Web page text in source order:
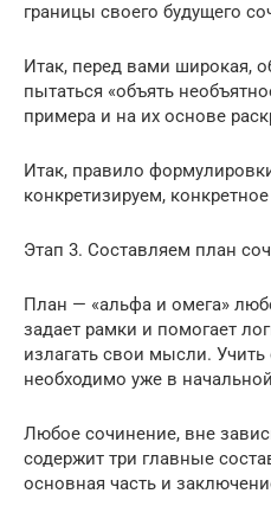
границы своего будущего
Итак, перед вами широкая,
пытаться «объять
примера и на их основе
Итак, правило
конкретизируем,
Этап 3. Составляем план
План — «альфа и омега»
задает рамки и помогает
излагать свои мысли.
необходимо уже в
Любое сочинение, вне
содержит три главные
основная часть и